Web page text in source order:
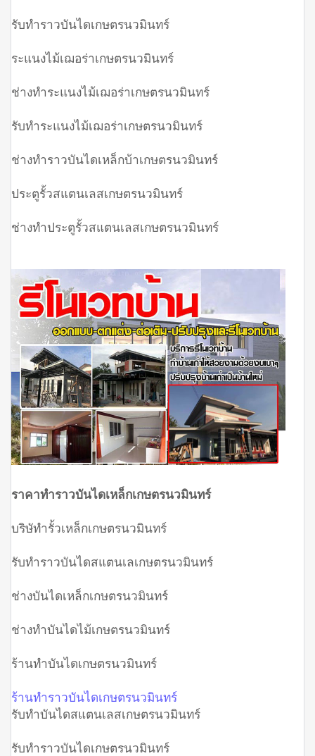
รับทำราวบันไดเกษตรนวมินทร์
ระแนงไม้เฌอร่าเกษตรนวมินทร์
ช่างทำระแนงไม้เฌอร่าเกษตรนวมินทร์
รับทำระแนงไม้เฌอร่าเกษตรนวมินทร์
ช่างทำราวบันไดเหล็กบ้าเกษตรนวมินทร์
ประตูรั้วสแตนเลสเกษตรนวมินทร์
ช่างทำประตูรั้วสแตนเลสเกษตรนวมินทร์
ราคาทำราวบันไดเหล็กเกษตรนวมินทร์
บริษัทำรั้วเหล็กเกษตรนวมินทร์
รับทำราวบันไดสแตนเลเกษตรนวมินทร์
ช่างบันไดเหล็กเกษตรนวมินทร์
ช่างทำบันไดไม้เกษตรนวมินทร์
ร้านทำบันไดเกษตรนวมินทร์
ร้านทำราวบันไดเกษตรนวมินทร์
รับทำบันไดสแตนเลสเกษตรนวมินทร์
รับทำราวบันไดเกษตรนวมินทร์